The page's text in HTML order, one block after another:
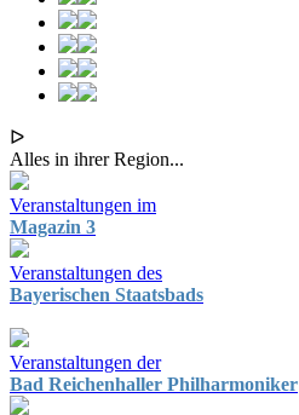
ᐅ
Alles in ihrer Region...
Veranstaltungen im
Magazin 3
Veranstaltungen des
Bayerischen Staatsbads
Veranstaltungen der
Bad Reichenhaller Philharmoniker